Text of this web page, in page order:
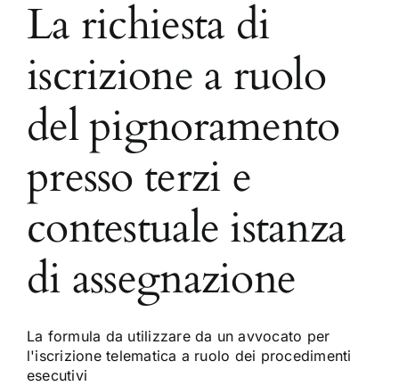
La richiesta di
iscrizione a ruolo
del pignoramento
presso terzi e
contestuale istanza
di assegnazione
La formula da utilizzare da un avvocato per
l'iscrizione telematica a ruolo dei procedimenti
esecutivi